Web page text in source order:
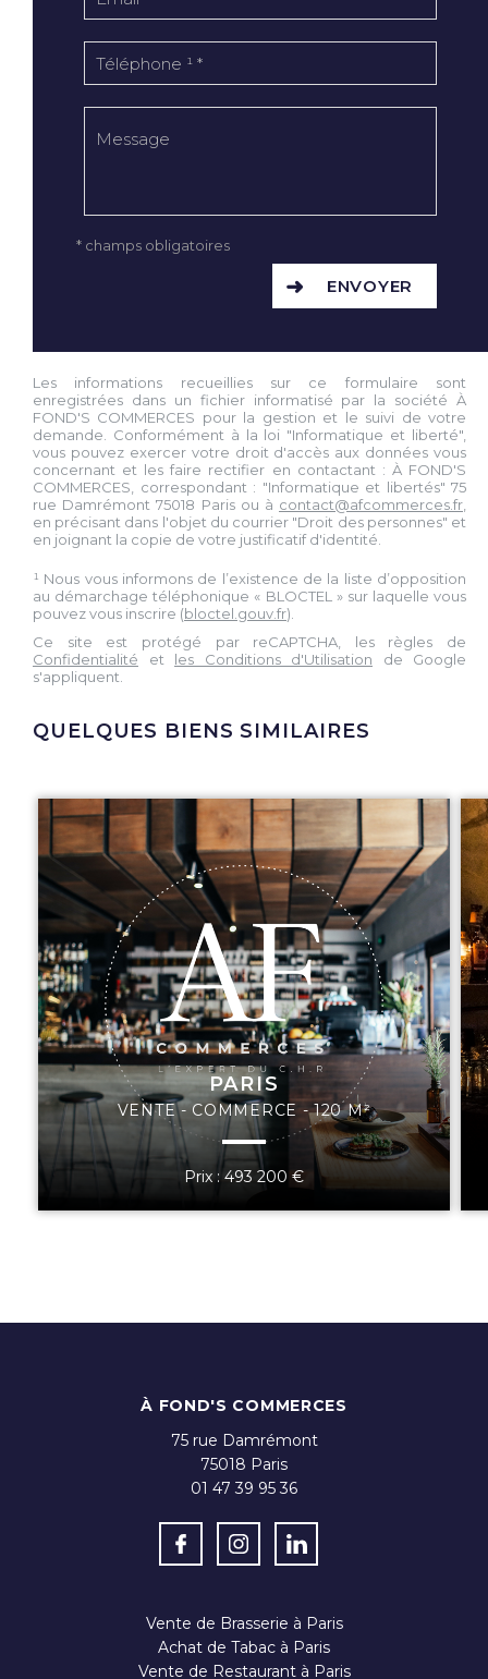
* champs obligatoires
ENVOYER
Les informations recueillies sur ce formulaire sont
enregistrées dans un fichier informatisé par la société À
FOND'S COMMERCES pour la gestion et le suivi de votre
demande. Conformément à la loi "Informatique et liberté",
vous pouvez exercer votre droit d'accès aux données vous
concernant et les faire rectifier en contactant : À FOND'S
COMMERCES, correspondant : "Informatique et libertés" 75
rue Damrémont 75018 Paris ou à contact@afcommerces.fr,
en précisant dans l'objet du courrier "Droit des personnes" et
en joignant la copie de votre justificatif d'identité.
¹ Nous vous informons de l’existence de la liste d’opposition
au démarchage téléphonique « BLOCTEL » sur laquelle vous
pouvez vous inscrire (bloctel.gouv.fr).
Ce site est protégé par reCAPTCHA, les règles de
Confidentialité et les Conditions d'Utilisation de Google
s'appliquent.
QUELQUES BIENS SIMILAIRES
PARIS
VENTE - COMMERCE - 120 M²
Prix : 493 200 €
À FOND'S COMMERCES
75 rue Damrémont
75018 Paris
01 47 39 95 36
Vente de Brasserie à Paris
Achat de Tabac à Paris
Vente de Restaurant à Paris